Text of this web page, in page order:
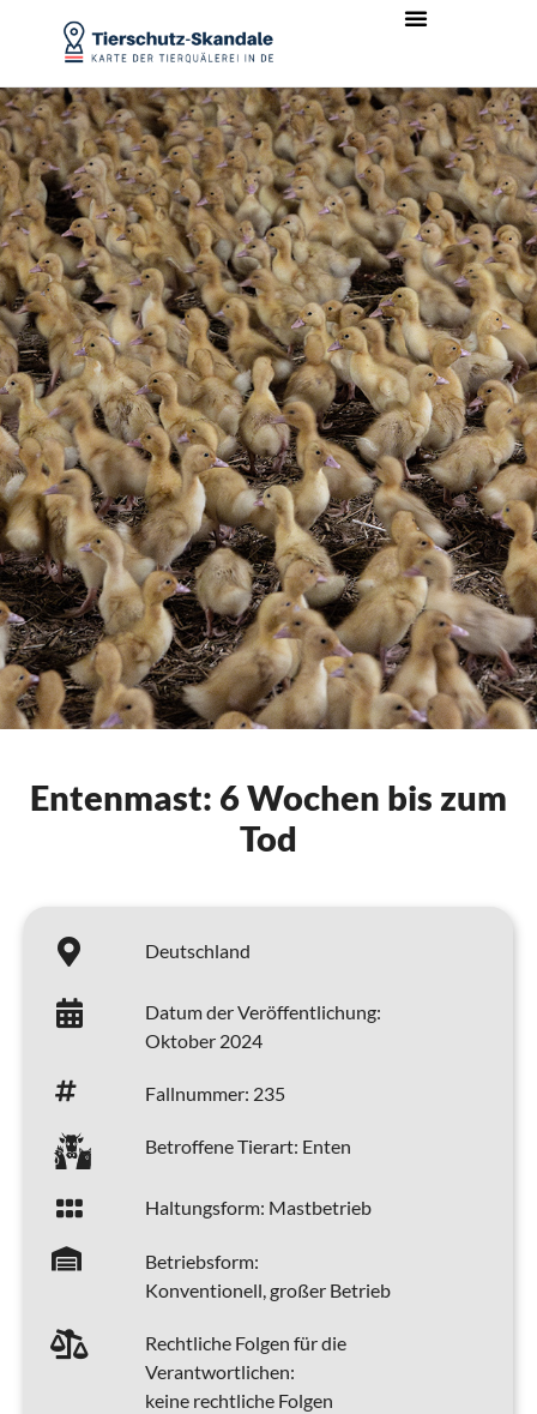
Entenmast: 6 Wochen bis zum
Tod
Deutschland
Datum der Veröffentlichung:
Oktober 2024
Fallnummer: 235
Betroffene Tierart: Enten
Haltungsform: Mastbetrieb
Betriebsform:
Konventionell, großer Betrieb
Rechtliche Folgen für die
Verantwortlichen:
keine rechtliche Folgen